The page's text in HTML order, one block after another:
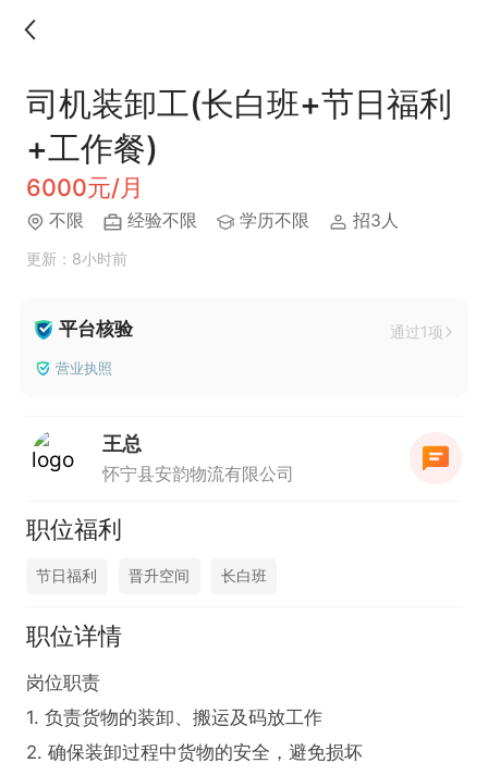
司机装卸工(长白班+节日福利
+工作餐)
6000元/月
不限 经验不限 学历不限 招3人
更新：8小时前
平台核验 通过1项
营业执照
王总
怀宁县安韵物流有限公司
职位福利
节日福利 晋升空间 长白班
职位详情
岗位职责
1. 负责货物的装卸、搬运及码放工作
2. 确保装卸过程中货物的安全，避免损坏